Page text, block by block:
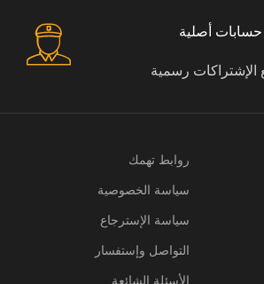
حسابات أصلية
الإشتراكات رسمية
روابط تهمك
سياسة الخصوصية
سياسة الإسترجاع
التواصل وإستفسار
الأسئلة الشائعة